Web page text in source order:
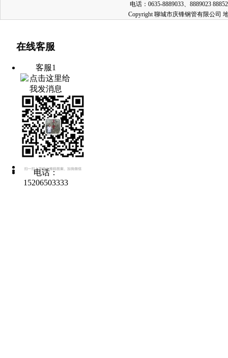
电话：0635-8889033、8889023
Copyright 聊城市庆锋钢管有限公司
在线客服
客服1
电话：
15206503333